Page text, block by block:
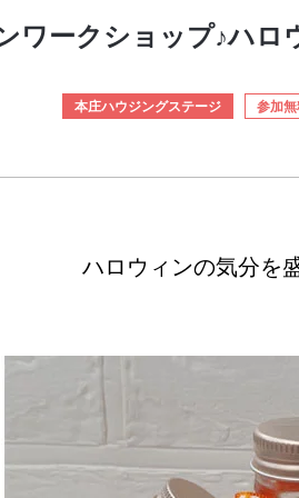
ワークショップ♪ハロ
本庄ハウジングステージ 参加
ハロウィンの気分を